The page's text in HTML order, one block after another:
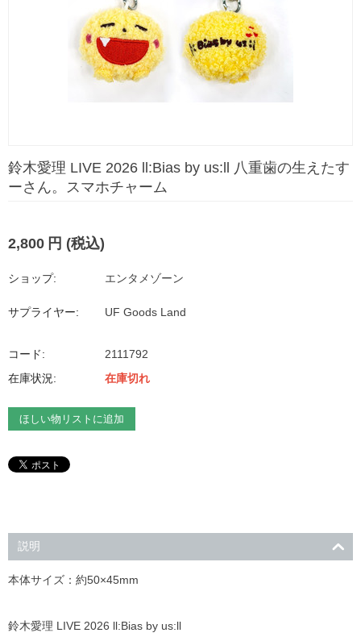
鈴木愛理 LIVE 2026 ll:Bias by us:ll 八重歯の生えたす
ーさん。スマホチャーム
2,800 円 (税込)
ショップ: エンタメゾーン
サプライヤー: UF Goods Land
コード:
2111792
在庫状況:
在庫切れ
ほしい物リストに追加
説明
本体サイズ：約50×45mm
鈴木愛理 LIVE 2026 ll:Bias by us:ll